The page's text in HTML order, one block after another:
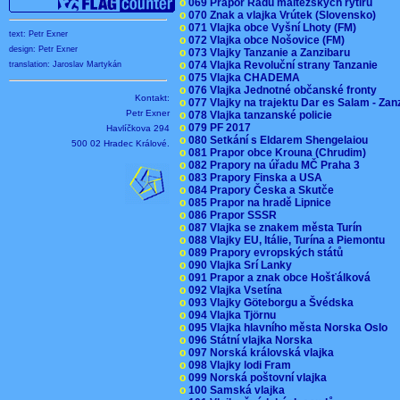
text: Petr Exner
design: Petr Exner
translation: Jaroslav Martykán
Kontakt:
Petr Exner
Havlíčkova 294
500 02 Hradec Králové.
o 070 Znak a vlajka Vrútek (Slovensko)
o 071 Vlajka obce Vyšní Lhoty (FM)
o 072 Vlajka obce Nošovice (FM)
o 073 Vlajky Tanzanie a Zanzibaru
o 074 Vlajka Revoluční strany Tanzanie
o 075 Vlajka CHADEMA
o 076 Vlajka Jednotné občanské fronty
o 077 Vlajky na trajektu Dar es Salam -
o 078 Vlajka tanzanské policie
o 079 PF 2017
o 080 Setkání s Eldarem Shengelaiou
o 081 Prapor obce Krouna (Chrudim)
o 082 Prapory na úřadu MČ Praha 3
o 083 Prapory Finska a USA
o 084 Prapory Česka a Skutče
o 085 Prapor na hradě Lipnice
o 086 Prapor SSSR
o 087 Vlajka se znakem města Turín
o 088 Vlajky EU, Itálie, Turína a Piemontu
o 089 Prapory evropských států
o 090 Vlajka Srí Lanky
o 091 Prapor a znak obce Hošťálková
o 092 Vlajka Vsetína
o 093 Vlajky Göteborgu a Švédska
o 094 Vlajka Tjörnu
o 095 Vlajka hlavního města Norska Oslo
o 096 Státní vlajka Norska
o 097 Norská královská vlajka
o 098 Vlajky lodi Fram
o 099 Norská poštovní vlajka
o 100 Samská vlajka